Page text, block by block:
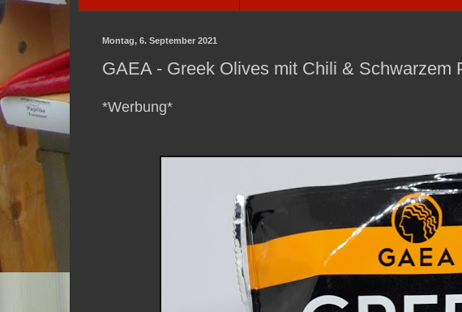
Montag, 6. September 2021
GAEA - Greek Olives mit Chili & Schwarzem
*Werbung*